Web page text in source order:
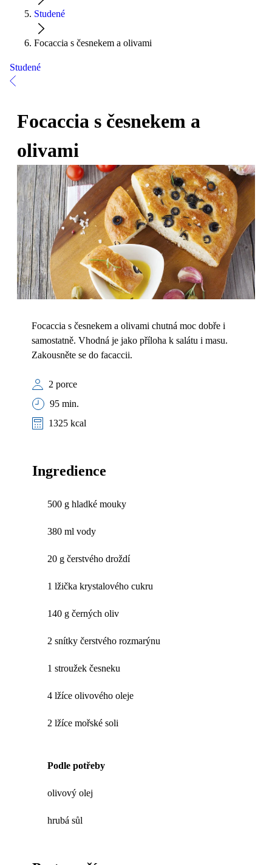
Studené
Focaccia s česnekem a olivami
Studené
Focaccia s česnekem a
olivami
Focaccia s česnekem a olivami chutná moc dobře i
samostatně. Vhodná je jako příloha k salátu i masu.
Zakousněte se do facaccii.
2 porce
95 min.
1325 kcal
Ingredience
500 g hladké mouky
380 ml vody
20 g čerstvého droždí
1 lžička krystalového cukru
140 g černých oliv
2 snítky čerstvého rozmarýnu
1 stroužek česneku
4 lžíce olivového oleje
2 lžíce mořské soli
Podle potřeby
olivový olej
hrubá sůl